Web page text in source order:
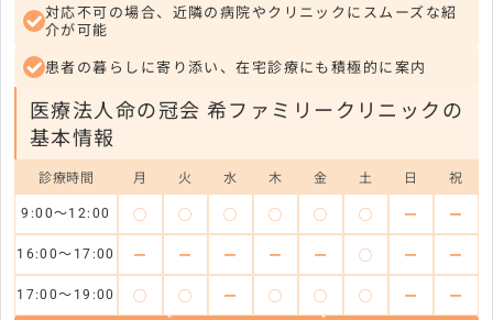
対応不可の場合、近隣の病院やクリニックにスムーズな紹
介が可能
患者の暮らしに寄り添い、在宅診療にも積極的に案内
医療法人命の冠会 希ファミリークリニックの
基本情報
診療時間 月 火 水 木 金 土 日 祝
9:00～12:00 ◯ ◯ ◯ ◯ ◯ ◯ ー ー
16:00～17:00 ー ー ー ー ー ◯ ー ー
17:00～19:00 ◯ ◯ ー ◯ ◯ ◯ ー ー